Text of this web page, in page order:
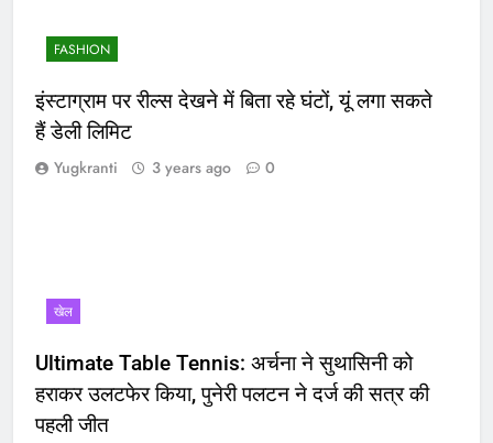
FASHION
इंस्टाग्राम पर रील्स देखने में बिता रहे घंटों, यूं लगा सकते
हैं डेली लिमिट
Yugkranti 3 years ago 0
खेल
Ultimate Table Tennis: अर्चना ने सुथासिनी को
हराकर उलटफेर किया, पुनेरी पलटन ने दर्ज की सत्र की
पहली जीत